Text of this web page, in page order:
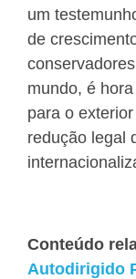
um
de
mundo, é
para o
redução legal
Conteúdo
Autodirigido